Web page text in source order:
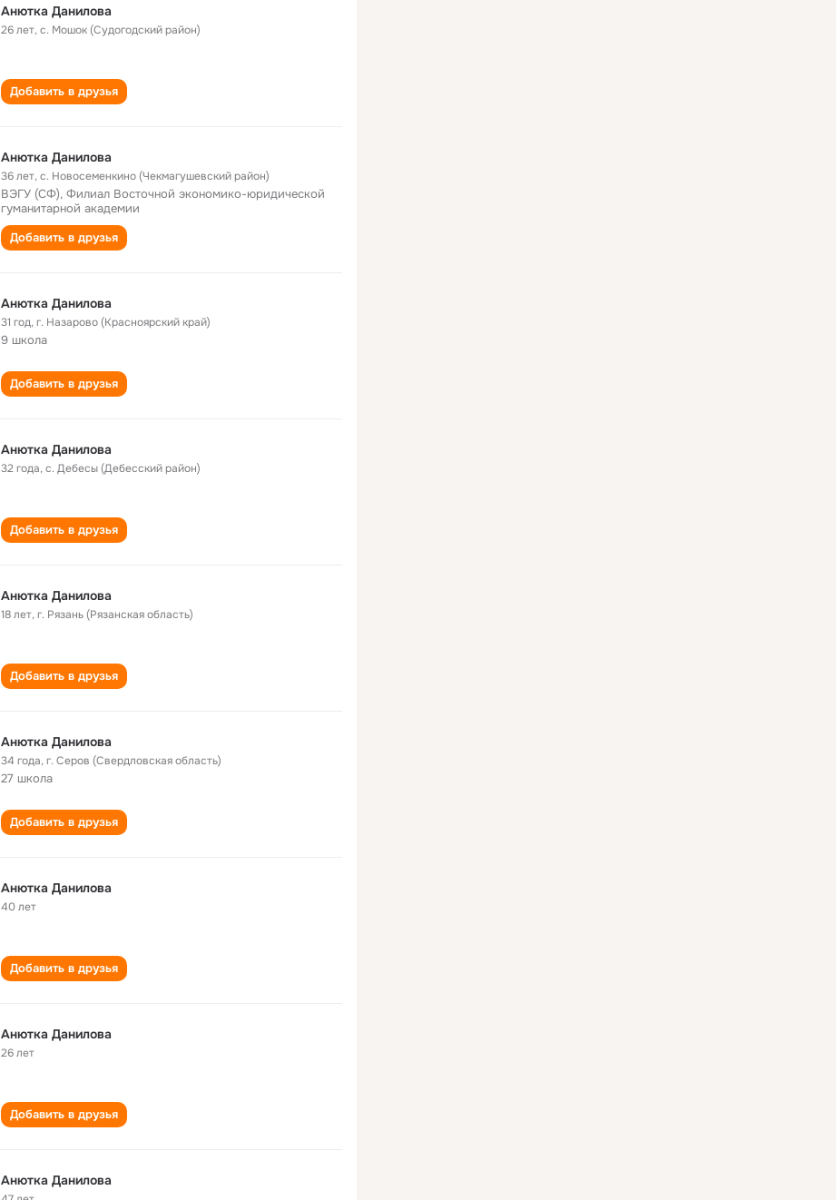
Анютка Данилова
26 лет,с. Мошок (Судогодский район)
Добавить в друзья
Анютка Данилова
36 лет,с. Новосеменкино (Чекмагушевский район)
ВЭГУ (СФ), Филиал Восточной экономико-юридической
гуманитарной академии
Добавить в друзья
Анютка Данилова
31 год,г. Назарово (Красноярский край)
9 школа
Добавить в друзья
Анютка Данилова
32 года,с. Дебесы (Дебесский район)
Добавить в друзья
Анютка Данилова
18 лет,г. Рязань (Рязанская область)
Добавить в друзья
Анютка Данилова
34 года,г. Серов (Свердловская область)
27 школа
Добавить в друзья
Анютка Данилова
40 лет
Добавить в друзья
Анютка Данилова
26 лет
Добавить в друзья
Анютка Данилова